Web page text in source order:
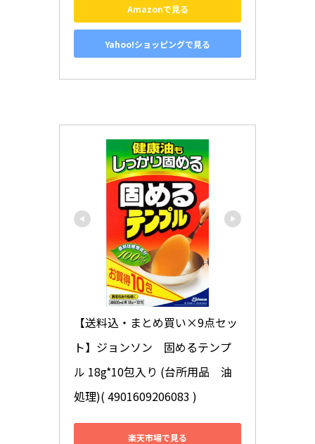
Amazonで見る
Yahoo!ショッピングで見る
【送料込・まとめ買い×9点セッ
ト】ジョンソン　固めるテンプ
ル 18g*10包入り (台所用品　油
処理)( 4901609206083 )
楽天市場で見る